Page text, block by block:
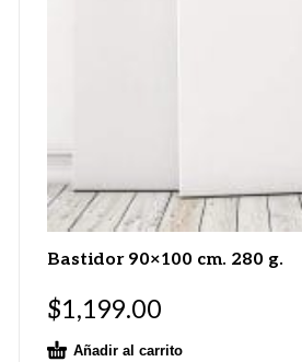
Bastidor 90×100 cm. 280 g.
$1,199.00
Añadir al carrito